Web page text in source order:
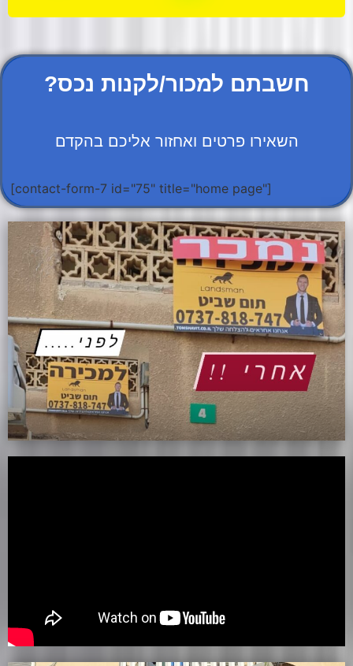
?חשבתם למכור/לקנות נכס
השאירו פרטים ואחזור אליכם בהקדם
[contact-form-7 id="75" title="home page"]